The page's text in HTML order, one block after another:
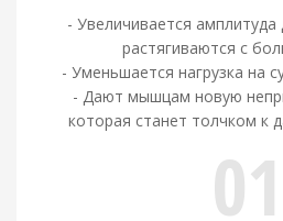
- Увеличивается
растягиваются с
- Уменьшается нагрузка на
- Дают мышцам новую
которая станет толчком к
01